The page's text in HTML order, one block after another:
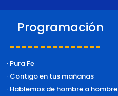
Programación
· Pura Fe
· Contigo en tus mañanas
· Hablemos de hombre a hombre